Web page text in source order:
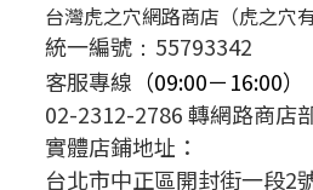
台灣虎之穴網路商店（虎之穴
統一編號 ： 55793342
客服專線 （09:00－16:00）
02-2312-2786 轉網路商店
實體店鋪地址：
台北市中正區開封街一段2